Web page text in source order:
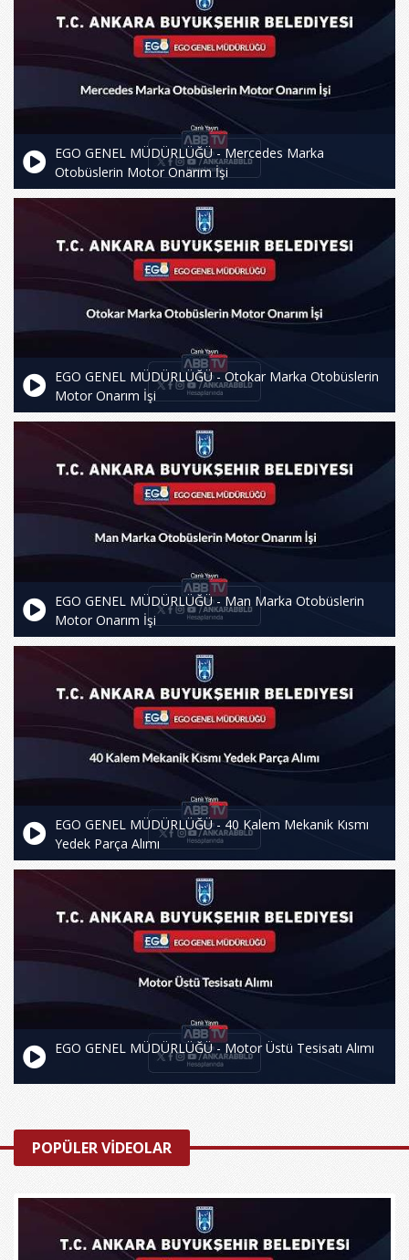
EGO GENEL MÜDÜRLÜĞÜ - Mercedes Marka
Otobüslerin Motor Onarım İşi
EGO GENEL MÜDÜRLÜĞÜ - Otokar Marka Otobüslerin
Motor Onarım İşi
EGO GENEL MÜDÜRLÜĞÜ - Man Marka Otobüslerin
Motor Onarım İşi
EGO GENEL MÜDÜRLÜĞÜ - 40 Kalem Mekanik Kısmı
Yedek Parça Alımı
EGO GENEL MÜDÜRLÜĞÜ - Motor Üstü Tesisatı Alımı
POPÜLER VİDEOLAR